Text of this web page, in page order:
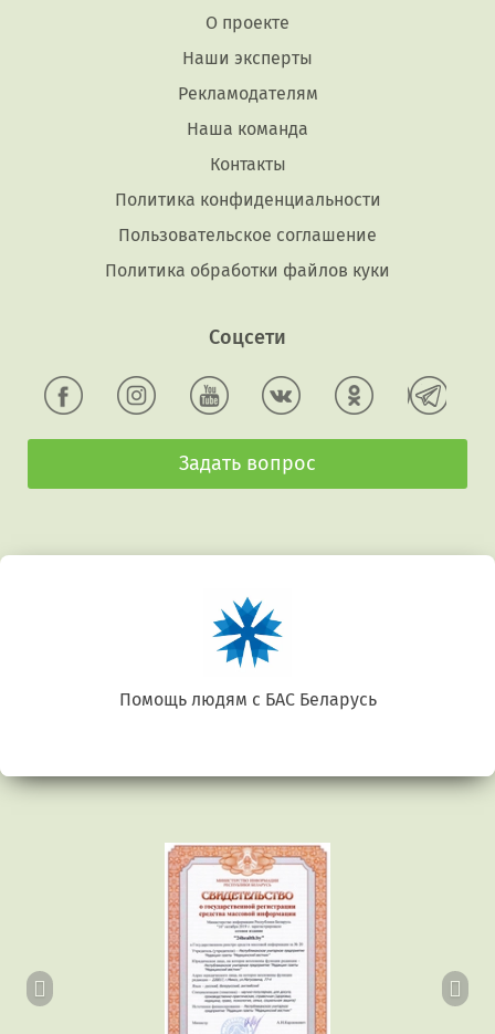
О проекте
Наши эксперты
Рекламодателям
Наша команда
Контакты
Политика конфиденциальности
Пользовательское соглашение
Политика обработки файлов куки
Соцсети
Задать вопрос
Помощь людям с БАС Беларусь
Предыдущий